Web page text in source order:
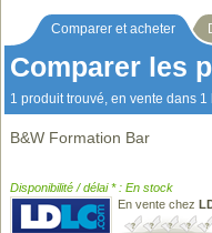
Comparer et acheter
Comparer les
1 produit trouvé, en vente dans
B&W Formation Bar
Disponibilité / délai * : En stock
En vente chez